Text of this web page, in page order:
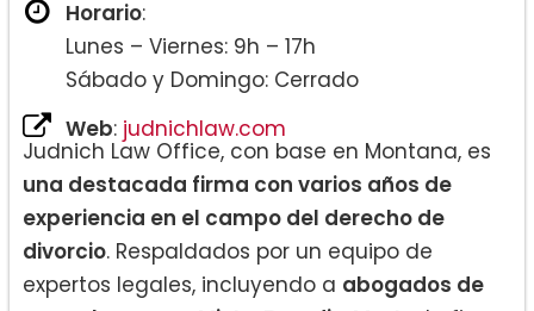
Horario:
Lunes – Viernes: 9h – 17h
Sábado y Domingo: Cerrado
Web: judnichlaw.com
Judnich Law Office, con base en Montana, es
una destacada firma con varios años de
experiencia en el campo del derecho de
divorcio. Respaldados por un equipo de
expertos legales, incluyendo a abogados de